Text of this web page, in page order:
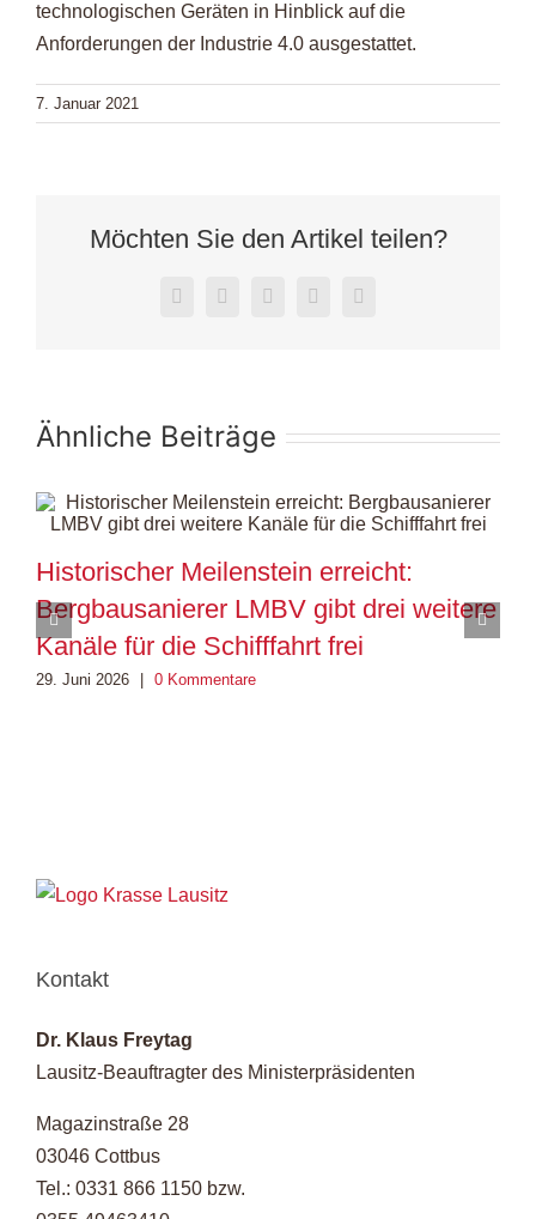
technologischen Geräten in Hinblick auf die
Anforderungen der Industrie 4.0 ausgestattet.
7. Januar 2021
Möchten Sie den Artikel teilen?
Facebook
X LinkedInWhatsApp
E-
Ähnliche Beiträge
Historischer Meilenstein erreicht:
Bergbausanierer LMBV gibt drei weitere
Kanäle für die Schifffahrt frei
29. Juni 2026 | 0 Kommentare
Kontakt
Dr. Klaus Freytag
Lausitz-Beauftragter des Ministerpräsidenten
Magazinstraße 28
03046 Cottbus
Tel.: 0331 866 1150 bzw.